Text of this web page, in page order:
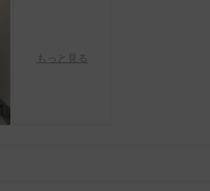
もっと見る